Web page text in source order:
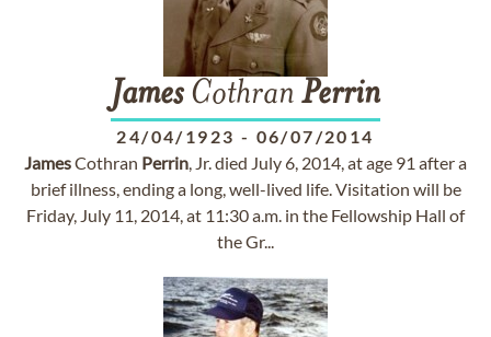
JamesCothran Perrin
24/04/1923 - 06/07/2014
JamesCothran Perrin, Jr. died July 6, 2014, at age 91 after a
brief illness, ending a long, well-lived life. Visitation will be
Friday, July 11, 2014, at 11:30 a.m. in the Fellowship Hall of
the Gr...